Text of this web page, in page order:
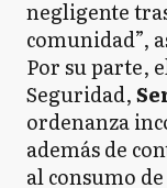
negligente
comunidad”,
Por su parte,
Seguridad,
ordenanza
además de
al consumo